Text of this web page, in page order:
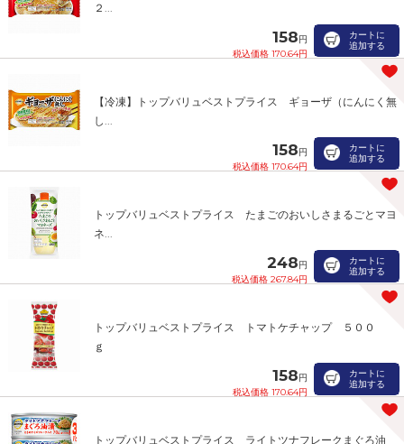
２...
158円
税込価格 170.64円
カートに
追加する
【冷凍】トップバリュベストプライス ギョーザ（にんにく無
し...
158円
税込価格 170.64円
カートに
追加する
トップバリュベストプライス たまごのおいしさまるごとマヨ
ネ...
248円
税込価格 267.84円
カートに
追加する
トップバリュベストプライス トマトケチャップ ５００
ｇ
158円
税込価格 170.64円
カートに
追加する
トップバリュベストプライス ライトツナフレークまぐろ油